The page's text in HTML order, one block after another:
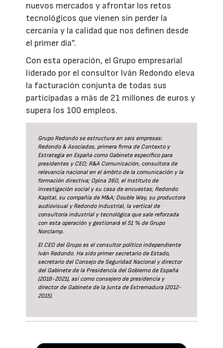
nuevos mercados y afrontar los retos
tecnológicos que vienen sin perder la
cercanía y la calidad que nos definen desde
el primer día”.
Con esta operación, el Grupo empresarial
liderado por el consultor Iván Redondo eleva
la facturación conjunta de todas sus
participadas a más de 21 millones de euros y
supera los 100 empleos.
Grupo Redondo se estructura en seis empresas:
Redondo & Asociados, primera firma de Contexto y
Estrategia en España como Gabinete específico para
presidentes y CEO; R&A Comunicación, consultora de
relevancia nacional en el ámbito de la comunicación y la
formación directiva; Opina 360, el Instituto de
investigación social y su casa de encuestas; Redondo
Kapital, su compañía de M&A; Double Way, su productora
audiovisual y Redondo Industrial, la vertical de
consultoría industrial y tecnológica que sale reforzada
con esta operación y gestionará el 51 % de Grupo
Norclamp.
El CEO del Grupo es el consultor político independiente
Iván Redondo. Ha sido primer secretario de Estado,
secretario del Consejo de Seguridad Nacional y director
del Gabinete de la Presidencia del Gobierno de España
(2018-2021), así como consejero de presidencia y
director de Gabinete de la Junta de Extremadura (2012-
2015).